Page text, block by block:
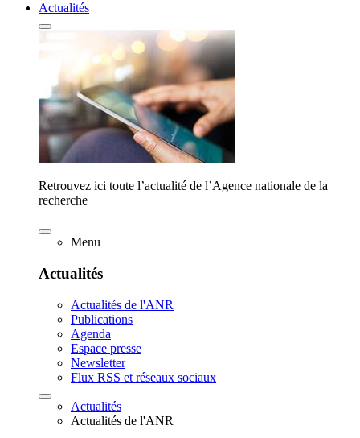
Actualités
Retrouvez ici toute l’actualité de l’Agence nationale de la
recherche
Menu
Actualités
Actualités de l'ANR
Publications
Agenda
Espace presse
Newsletter
Flux RSS et réseaux sociaux
Actualités
Actualités de l'ANR